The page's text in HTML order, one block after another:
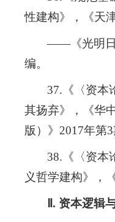
性建构》，《天
——《光明日
编。
37.《〈资本
其扬弃》，《华
版）》2017年第3
38.《〈资本
义哲学建构》，
Ⅱ. 资本逻辑